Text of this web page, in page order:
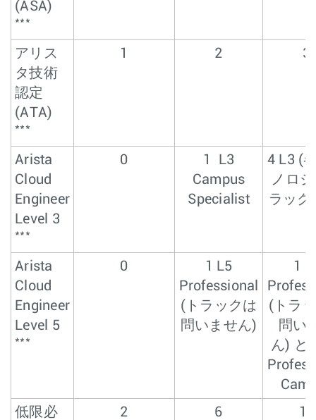
(ASA)
***
アリス
タ技術
認定
(ATA)
***
1 2 3
Arista
Cloud
Engineer
Level 3
***
0
1 L3
Campus
Specialist
4 L3 (
ノロ
ラック
Arista
Cloud
Engineer
Level 5
***
0
1 L5
Professional
(トラックは
問いません)
1
(トラ
問い
ん) と
低限必
2 6 12